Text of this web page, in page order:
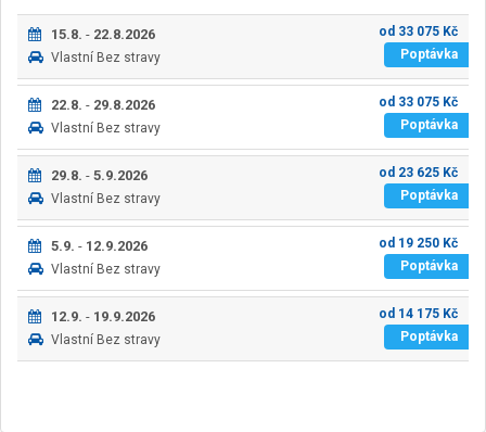
15.8. - 22.8.2026
Vlastní Bez stravy
od 33 075 Kč
Poptávka
22.8. - 29.8.2026
Vlastní Bez stravy
od 33 075 Kč
Poptávka
29.8. - 5.9.2026
Vlastní Bez stravy
od 23 625 Kč
Poptávka
5.9. - 12.9.2026
Vlastní Bez stravy
od 19 250 Kč
Poptávka
12.9. - 19.9.2026
Vlastní Bez stravy
od 14 175 Kč
Poptávka